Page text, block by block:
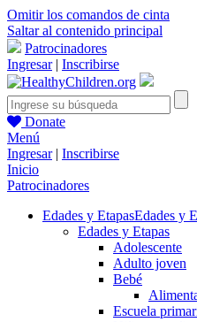
Omitir los comandos de cinta
Saltar al contenido principal
Patrocinadores
Ingresar| Inscribirse
Donate
Menú
Ingresar| Inscribirse
Inicio
Patrocinadores
Edades y EtapasEdades y
Edades y Etapas
Adolescente
Adulto joven
Bebé
Escuela